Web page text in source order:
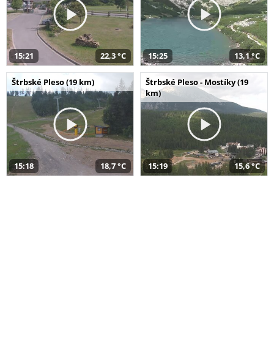
15:21 22,3 °C 15:25 13,1 °C
Štrbské Pleso (19 km)
15:18 18,7 °C
Štrbské Pleso - Mostíky (19
km)
15:19 15,6 °C